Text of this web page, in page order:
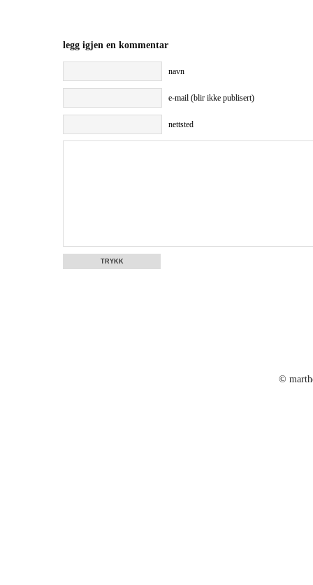
legg igjen en kommentar
navn
e-mail (blir ikke publisert)
nettsted
©